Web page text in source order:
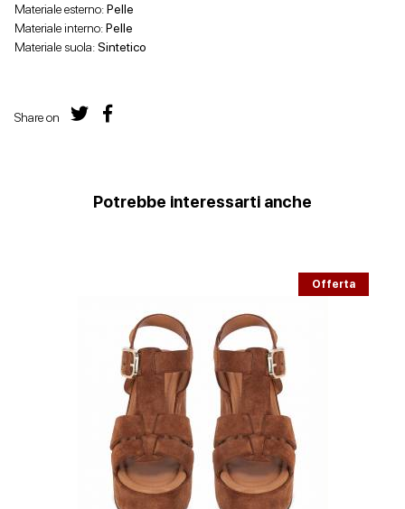
Materiale esterno:Pelle
Materiale interno:Pelle
Materiale suola:Sintetico
Share on
Potrebbe interessarti anche
Offerta